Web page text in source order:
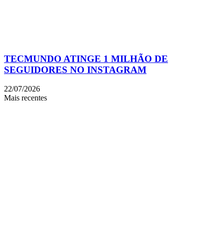
TECMUNDO ATINGE 1 MILHÃO DE
SEGUIDORES NO INSTAGRAM
22/07/2026
Mais recentes